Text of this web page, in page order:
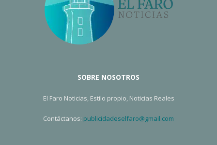
SOBRE NOSOTROS
El Faro Noticias, Estilo propio, Noticias Reales
Contáctanos: publicidadeselfaro@gmail.com